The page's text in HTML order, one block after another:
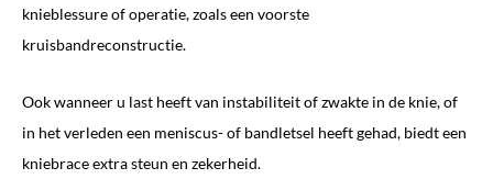
knieblessure of operatie, zoals een voorste
kruisbandreconstructie.
Ook wanneer u last heeft van instabiliteit of zwakte in de knie, of
in het verleden een meniscus- of bandletsel heeft gehad, biedt een
kniebrace extra steun en zekerheid.